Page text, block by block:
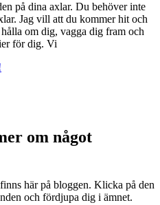
på dina axlar. Du behöver inte
Jag vill att du kommer hit och
om dig, vagga dig fram och
för dig. Vi
om något
här på bloggen. Klicka på den
och fördjupa dig i ämnet.